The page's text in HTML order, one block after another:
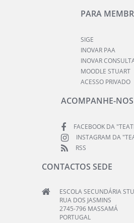
PARA
SIGE
INOVAR PAA
INOVAR
MOODLE STUART
ACESSO PRIVADO
ACOMPANHE-NOS
FACEBOOK DA
INSTAGRAM DA
RSS
CONTACTOS SEDE
ESCOLA SECUNDÁRIA
RUA DOS JASMINS
2745-796 MASSAMÁ
PORTUGAL